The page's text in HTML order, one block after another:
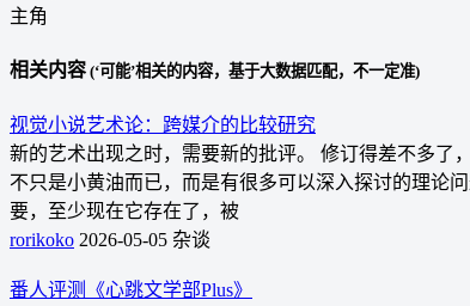
主角
相关内容 (‘可能’相关的内容，基于大数据匹配，不一定准)
视觉小说艺术论：跨媒介的比较研究
新的艺术出现之时，需要新的批评。 修订得差不多了
不只是小黄油而已，而是有很多可以深入探讨的理论
要，至少现在它存在了，被
rorikoko 2026-05-05 杂谈
番人评测《心跳文学部Plus》